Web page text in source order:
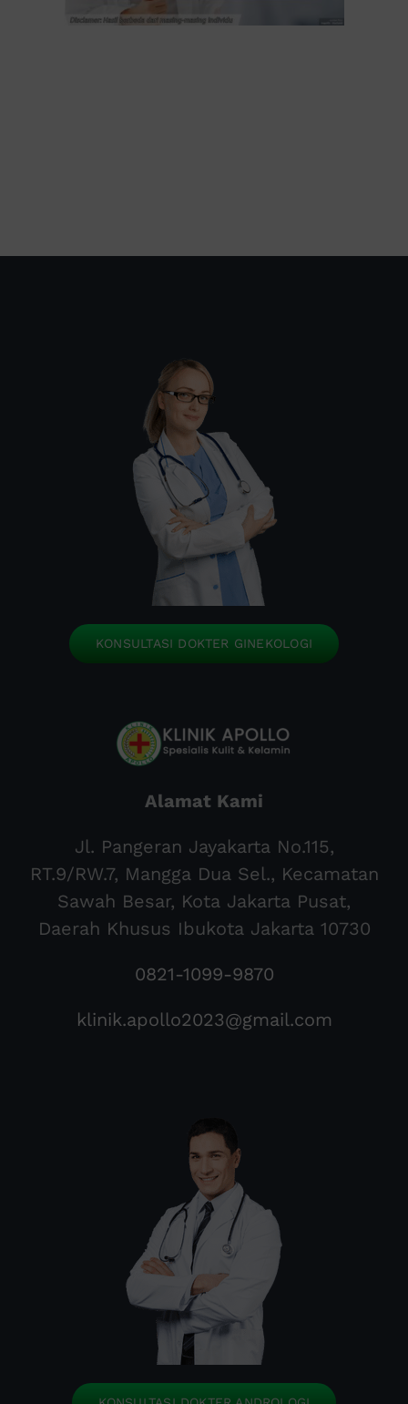
KONSULTASI DOKTER GINEKOLOGI
Alamat Kami
Jl. Pangeran Jayakarta No.115,
RT.9/RW.7, Mangga Dua Sel., Kecamatan
Sawah Besar, Kota Jakarta Pusat,
Daerah Khusus Ibukota Jakarta 10730
0821-1099-9870
klinik.apollo2023@gmail.com